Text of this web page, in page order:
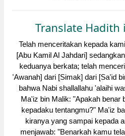
Translate Hadith
Telah menceritakan kepada
[Abu Kamil Al Jahdari]
keduanya berkata; telah
'Awanah] dari [Simak] dari [Sa'id
bahwa Nabi shallallahu 'alaihi
Ma'iz bin Malik: "Apakah benar
kepadaku tentangmu?" Ma'iz
kiranya yang sampai kepada
menjawab: "Benarkah kamu